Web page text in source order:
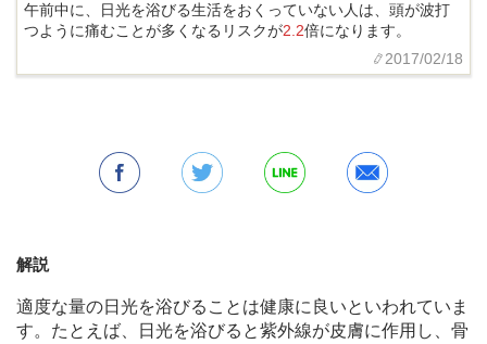
午前中に、日光を浴びる生活をおくっていない人は、頭が波打
つように痛むことが多くなるリスクが2.2倍になります。
2017/02/18
解説
適度な量の日光を浴びることは健康に良いといわれていま
す。たとえば、日光を浴びると紫外線が皮膚に作用し、骨